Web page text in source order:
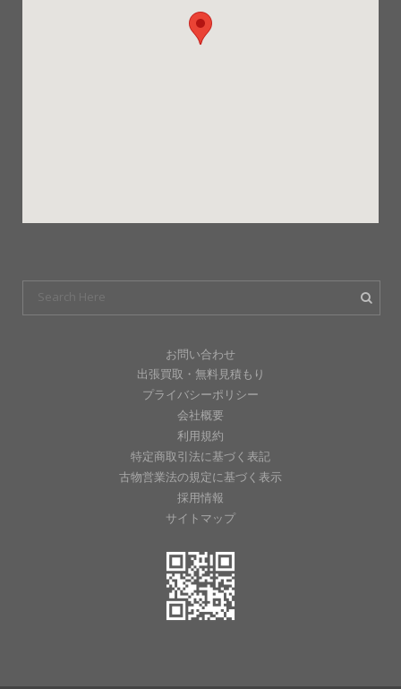
お問い合わせ
出張買取・無料見積もり
プライバシーポリシー
会社概要
利用規約
特定商取引法に基づく表記
古物営業法の規定に基づく表示
採用情報
サイトマップ